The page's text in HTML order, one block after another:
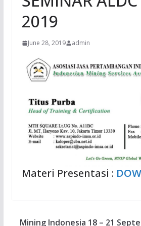
2019
June 28, 2019 admin
Materi Presentasi :
Mining Indonesia 18 – 21